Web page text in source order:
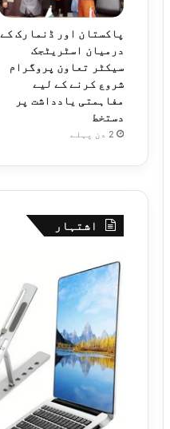
پاکستان اور ڈنمارک کے
درمیان اسٹریٹجک
سیکٹر تعاون پروگرام
شروع کرنے کے لیے
مفاہمتی یادداشت پر
دستخط
2 دن پہلے
اشتہار